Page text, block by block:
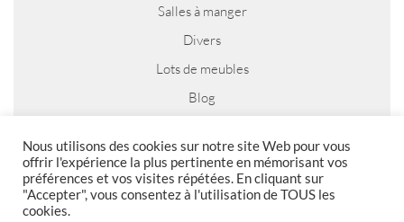
Salles à manger
Divers
Lots de meubles
Blog
MENTIONS LEGALES
Nous utilisons des cookies sur notre site Web pour vous
offrir l'expérience la plus pertinente en mémorisant vos
préférences et vos visites répétées. En cliquant sur
"Accepter", vous consentez à l'utilisation de TOUS les
cookies.